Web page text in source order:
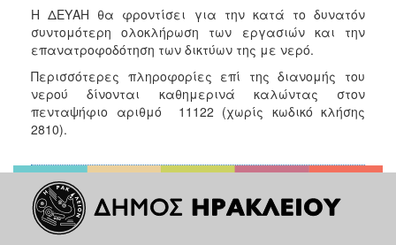
ΤΟΠΟΣ
ΠΟΛΙΤΙΣΜΟΣ
ΑΝΘΕΚΤΙΚΗ
ΠΟΛΗ
Η ΔΕΥΑΗ θα φροντίσει για την κατά το δυνατόν
συντομότερη ολοκλήρωση των εργασιών και την
επανατροφοδότηση των δικτύων της με νερό.
Περισσότερες πληροφορίες επί της διανομής του
νερού δίνονται καθημερινά καλώντας στον
πενταψήφιο αριθμό 11122 (χωρίς κωδικό κλήσης
2810).